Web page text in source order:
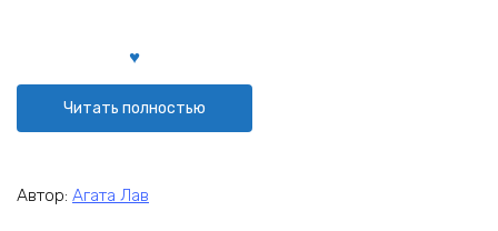
Читать полностью
Автор: Агата Лав